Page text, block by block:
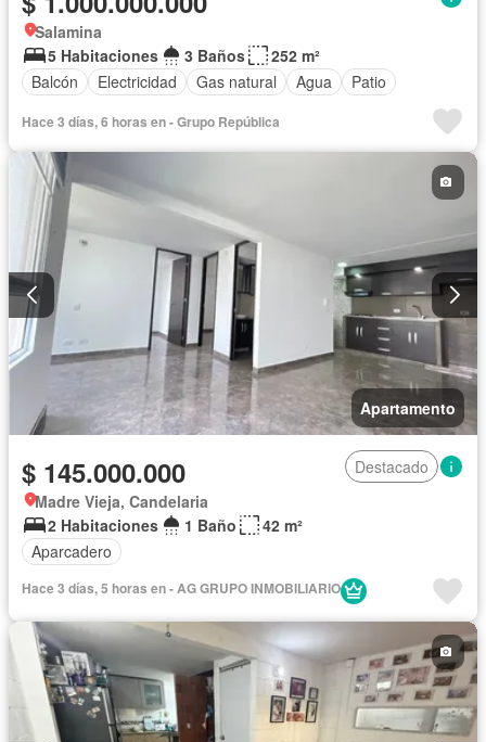
Salamina
5 Habitaciones
3 Baños
252 m²
Balcón
Electricidad Gas natural Agua Patio
Hace 3 días, 6 horas en - Grupo República
Apartamento
$ 145.000.000
Destacado
Madre Vieja, Candelaria
2 Habitaciones
1 Baño
42 m²
Aparcadero
Hace 3 días, 5 horas en - AG GRUPO INMOBILIARIO